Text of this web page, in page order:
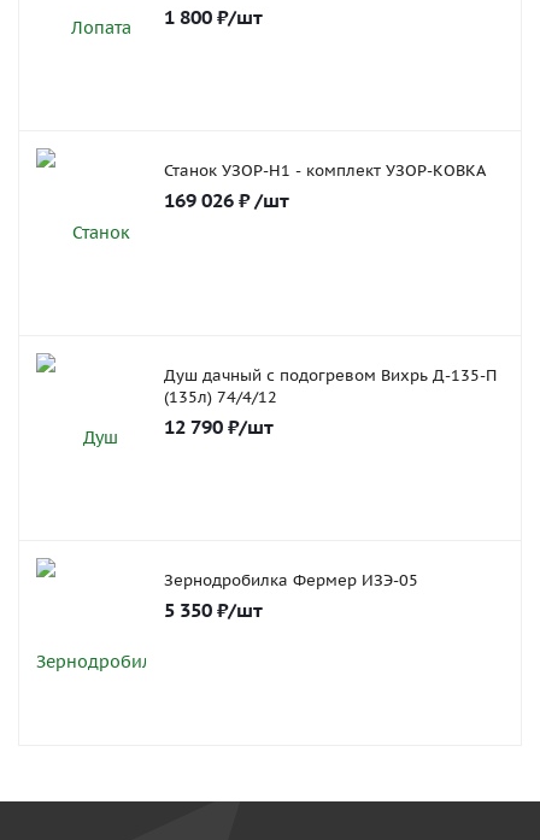
1 800 ₽/шт
Станок УЗОР-Н1 - комплект УЗОР-КОВКА
169 026 ₽ /шт
Душ дачный с подогревом Вихрь Д-135-П
(135л) 74/4/12
12 790 ₽/шт
Зернодробилка Фермер ИЗЭ-05
5 350 ₽/шт